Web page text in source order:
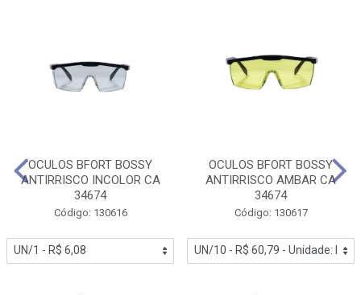
OCULOS BFORT BOSSY
ANTIRRISCO INCOLOR CA
34674
Código: 130616
OCULOS BFORT BOSSY
ANTIRRISCO AMBAR CA
34674
Código: 130617